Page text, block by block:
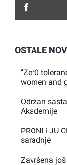
OSTALE
‘’Zer0
women and
Održan
Akademije
PRONI i JU
saradnje
Završena